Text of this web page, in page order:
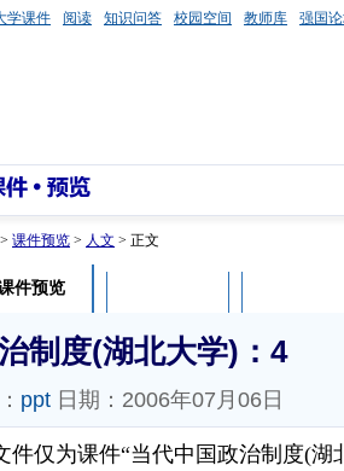
学课件 阅读 知识问答 校园空间 教师库 强国
> 课件预览 > 人文 > 正文
件预览
制度(湖北大学)：4
ppt 日期：2006年07月06日
件仅为课件“当代中国政治制度(湖